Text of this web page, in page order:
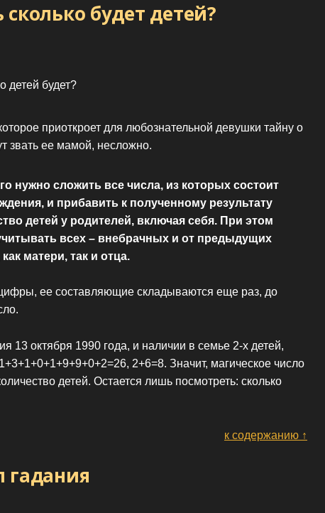
будет детей?
приоткроет для любознательной девушки тайну о
звать ее мамой, несложно.
нужно сложить все числа, из которых состоит
и прибавить к полученному результату
детей у родителей, включая себя. При этом
всех – внебрачных и от предыдущих
матери, так и отца.
ее составляющие складываются еще раз, до
13 октября 1990 года, и наличии в семье 2-х детей,
2+6=8. Значит, магическое число
детей. Остается лишь посмотреть: сколько
к содержанию ↑
гадания